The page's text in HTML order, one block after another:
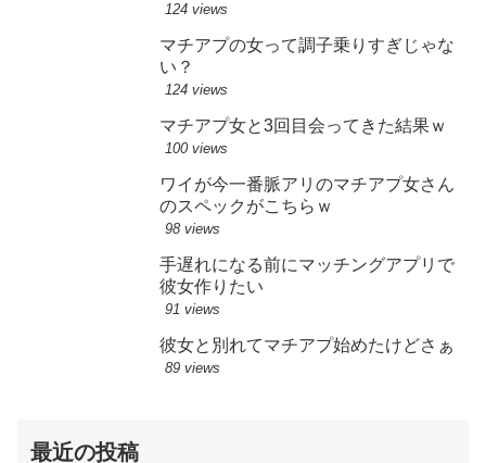
124 views
マチアプの女って調子乗りすぎじゃな
い？
124 views
マチアプ女と3回目会ってきた結果ｗ
100 views
ワイが今一番脈アリのマチアプ女さん
のスペックがこちらｗ
98 views
手遅れになる前にマッチングアプリで
彼女作りたい
91 views
彼女と別れてマチアプ始めたけどさぁ
89 views
最近の投稿